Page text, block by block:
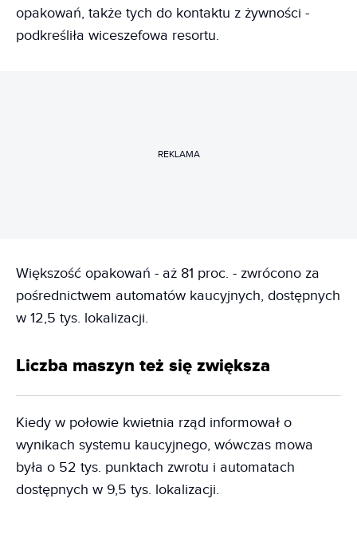
opakowań, także tych do kontaktu z żywności -
podkreśliła wiceszefowa resortu.
REKLAMA
Większość opakowań - aż 81 proc. - zwrócono za
pośrednictwem automatów kaucyjnych, dostępnych
w 12,5 tys. lokalizacji.
Liczba maszyn też się zwiększa
Kiedy w połowie kwietnia rząd informował o
wynikach systemu kaucyjnego, wówczas mowa
była o 52 tys. punktach zwrotu i automatach
dostępnych w 9,5 tys. lokalizacji.